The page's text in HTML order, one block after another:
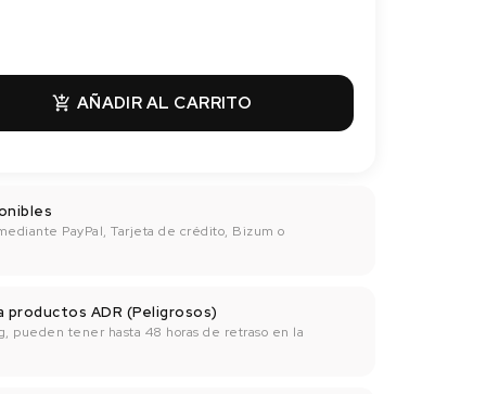
 AÑADIR AL CARRITO
PayPal, Tarjeta de crédito, Bizum o
productos ADR (Peligrosos)
pueden tener hasta 48 horas de retraso en la